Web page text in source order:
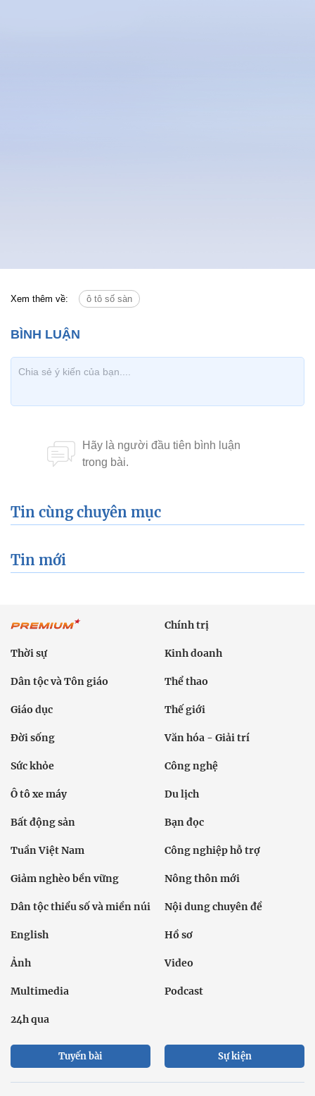
Xem thêm về: ô tô số sàn
Tin cùng chuyên mục
Tin mới
Chính trị
Thời sự Kinh doanh
Dân tộc và Tôn giáo Thể thao
Giáo dục Thế giới
Đời sống Văn hóa - Giải trí
Sức khỏe Công nghệ
Ô tô xe máy Du lịch
Bất động sản Bạn đọc
Tuần Việt Nam Công nghiệp hỗ trợ
Giảm nghèo bền vững Nông thôn mới
Dân tộc thiểu số và miền núi Nội dung chuyên đề
English Hồ sơ
Ảnh Video
Multimedia Podcast
24h qua
Tuyến bài Sự kiện